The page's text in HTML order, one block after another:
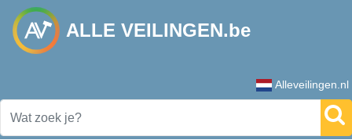
ALLE VEILINGEN.be
Alleveilingen.nl